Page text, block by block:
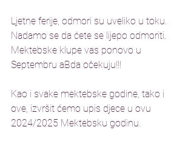
Ljetne ferije, odmori su uveliko u toku.
Nadamo se da ćete se lijepo odmoriti.
Mektebske klupe vas ponovo u
Septembru aBda očekuju!!!
Kao i svake mektebske godine, tako i
ove, izvršit ćemo upis djece u ovu
2024/2025 Mektebsku godinu.